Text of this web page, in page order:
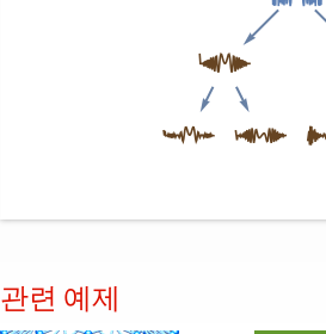
관련 예제